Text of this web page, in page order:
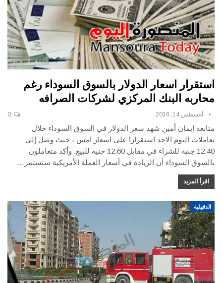
استقرار اسعار الدولار بالسوق السوداء رغم
محاربه البنك المركزي لشركات الصرافه
أغسطس 14, 2016
متابعه إيمان أمين شهد سعر الدولار في السوق السوداء خلال
تعاملات اليوم الاحد استقرارا على اسعار امس ، حيث وصل إلى
12.40 جنيه للشراء في مقابل 12.60 جنيه للبيع. وأكد متعاملون
بالسوق السوداء أن الزيادة في أسعار العملة الأمريكية ستستمر…
اقرأ المزيد
الدقهلية